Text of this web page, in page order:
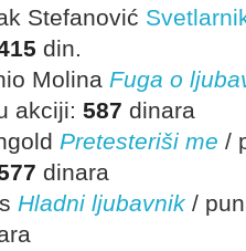
Stefanović
din.
Molina Fuga o
akciji: 587 dinara
Pretesteriši me /
dinara
Hladni ljubavnik /